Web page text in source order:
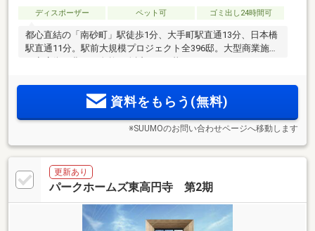
ディスポーザー ペット可 ゴミ出し24時間可
都心直結の「南砂町」駅徒歩1分、大手町駅直通13分、日本橋
駅直通11分。駅前大規模プロジェクト全396邸。大型商業施設
心
資料をもらう(無料)
※SUUMOのお問い合わせページへ移動します
更新あり
パークホームズ東高円寺 第2期